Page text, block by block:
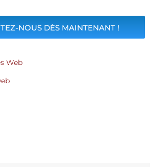
NOUS DÈS MAINTENANT !
Web